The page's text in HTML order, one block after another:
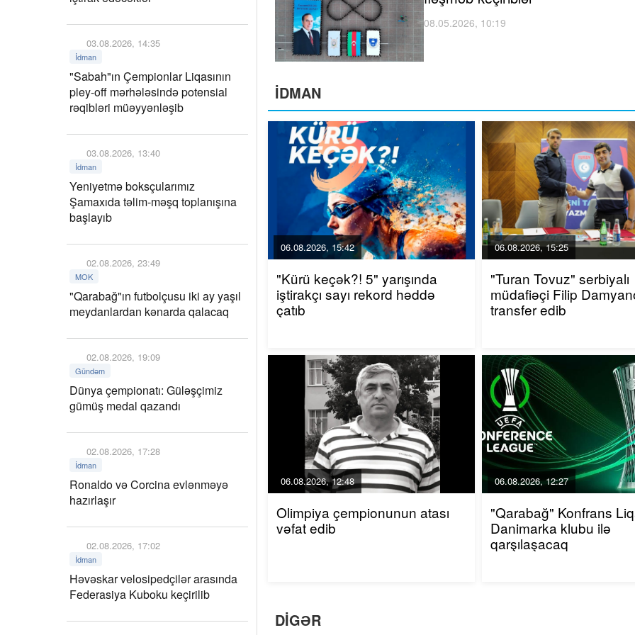
03.08.2026, 14:35
İdman
"Sabah"ın Çempionlar Liqasının
pley-off mərhələsində potensial
rəqibləri müəyyənləşib
03.08.2026, 13:40
İdman
Yeniyetmə boksçularımız
Şamaxıda təlim-məşq toplanışına
başlayıb
02.08.2026, 23:49
MOK
"Qarabağ"ın futbolçusu iki ay yaşıl
meydanlardan kənarda qalacaq
02.08.2026, 19:09
Gündəm
Dünya çempionatı: Güləşçimiz
gümüş medal qazandı
02.08.2026, 17:28
İdman
Ronaldo və Corcina evlənməyə
hazırlaşır
02.08.2026, 17:02
İdman
Həvəskar velosipedçilər arasında
Federasiya Kuboku keçirilib
08.05.2026, 10:19
İDMAN
06.08.2026, 15:42
"Kürü keçək?! 5" yarışında
iştirakçı sayı rekord həddə
çatıb
06.08.2026, 15:25
"Turan Tovuz" serbiyalı
müdafiəçi Filip
transfer edib
06.08.2026, 12:48
Olimpiya çempionunun atası
vəfat edib
06.08.2026, 12:27
"Qarabağ" Konfrans
Danimarka klubu ilə
qarşılaşacaq
DIGƏR